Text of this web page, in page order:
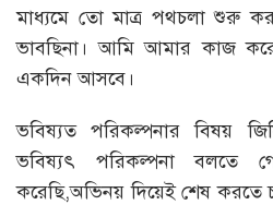
মাধ্যমে তো মাত্র পথচলা শুরু
ভাবছিনা। আমি আমার কাজ করে
একদিন আসবে।
ভবিষ্যত পরিকল্পনার বিষয়
ভবিষ্যৎ পরিকল্পনা বলতে
করেছি,অভিনয় দিয়েই শেষ